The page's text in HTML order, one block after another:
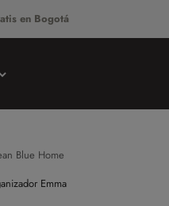
en Bogotá
Blue Home
Emma